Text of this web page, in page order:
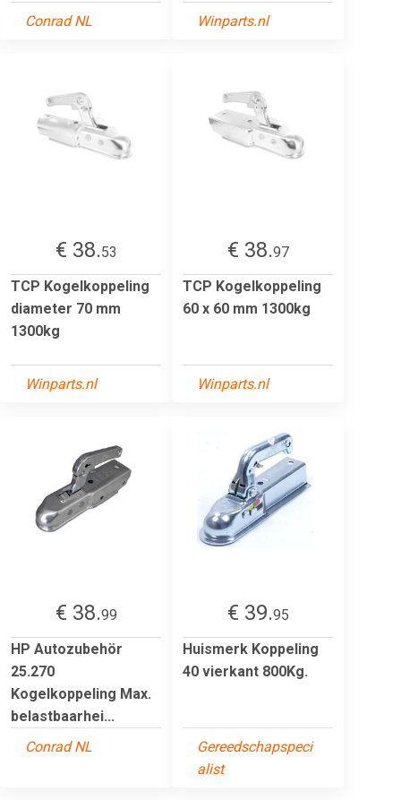
Conrad NL
Winparts.nl
€ 38.53
TCP Kogelkoppeling
diameter 70 mm
1300kg
Winparts.nl
€ 38.97
TCP Kogelkoppeling
60 x 60 mm 1300kg
Winparts.nl
€ 38.99
HP Autozubehör
25.270
Kogelkoppeling Max.
belastbaarhei...
Conrad NL
€ 39.95
Huismerk Koppeling
40 vierkant 800Kg.
Gereedschapspeci
alist